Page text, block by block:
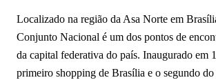
Localizado na região da Asa Norte em
Conjunto Nacional é um dos pontos de
da capital federativa do país. Inaugurado em
primeiro shopping de Brasília e o segundo